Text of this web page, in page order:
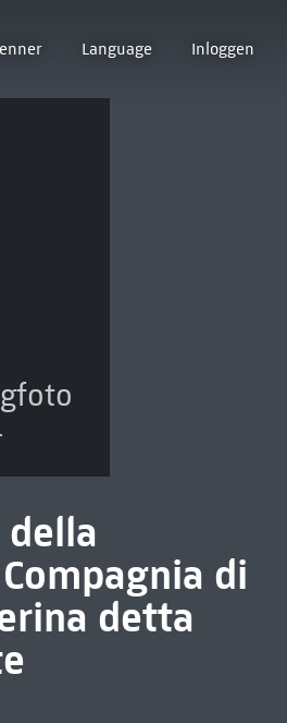
Language Inloggen
di
detta